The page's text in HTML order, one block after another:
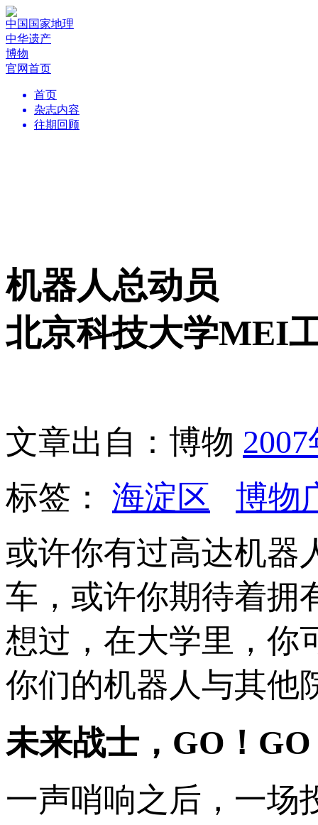
中国国家地理
中华遗产
博物
官网首页
首页
杂志内容
往期回顾
机器人总动员
北京科技大学MEI
文章出自：博物
标签： 海淀区
博物
或许你有过高达机器
车，或许你期待着拥
想过，在大学里，你
你们的机器人与其他
未来战士，GO！
一声哨响之后，一场